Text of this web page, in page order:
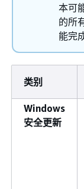
本可
的所
能完
类别
Windows
安全更新